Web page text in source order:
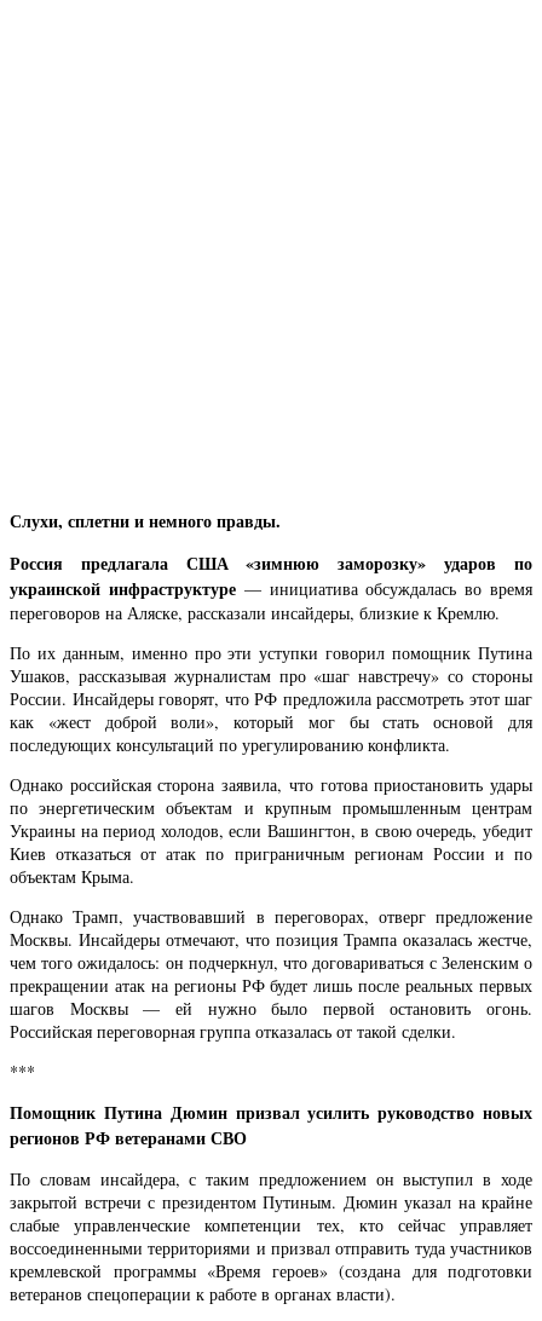
Слухи, сплетни и немного правды.
Россия предлагала США «зимнюю заморозку» ударов по
украинской инфраструктуре— инициатива обсуждалась во время
переговоров на Аляске, рассказали инсайдеры, близкие к Кремлю.
По их данным, именно про эти уступки говорил помощник Путина
Ушаков, рассказывая журналистам про «шаг навстречу» со стороны
России. Инсайдеры говорят, что РФ предложила рассмотреть этот шаг
как «жест доброй воли», который мог бы стать основой для
последующих консультаций по урегулированию конфликта.
Однако российская сторона заявила, что готова приостановить удары
по энергетическим объектам и крупным промышленным центрам
Украины на период холодов, если Вашингтон, в свою очередь, убедит
Киев отказаться от атак по приграничным регионам России и по
объектам Крыма.
Однако Трамп, участвовавший в переговорах, отверг предложение
Москвы. Инсайдеры отмечают, что позиция Трампа оказалась жестче,
чем того ожидалось: он подчеркнул, что договариваться с Зеленским о
прекращении атак на регионы РФ будет лишь после реальных первых
шагов Москвы — ей нужно было первой остановить огонь.
Российская переговорная группа отказалась от такой сделки.
***
Помощник Путина Дюмин призвал усилить руководство новых
регионов РФ ветеранами СВО
По словам инсайдера, с таким предложением он выступил в ходе
закрытой встречи с президентом Путиным. Дюмин указал на крайне
слабые управленческие компетенции тех, кто сейчас управляет
воссоединенными территориями и призвал отправить туда участников
кремлевской программы «Время героев» (создана для подготовки
ветеранов спецоперации к работе в органах власти).